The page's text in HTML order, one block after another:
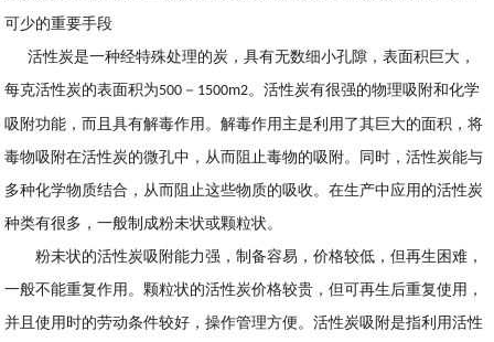
可少的重要手段
活性炭是一种经特殊处理的炭，具有无数细小孔隙，表面积巨大，
每克活性炭的表面积为500 － 1500m2。活性炭有很强的物理吸附和化学
吸附功能，而且具有解毒作用。解毒作用主是利用了其巨大的面积，将
毒物吸附在活性炭的微孔中，从而阻止毒物的吸附。同时，活性炭能与
多种化学物质结合，从而阻止这些物质的吸收。在生产中应用的活性炭
种类有很多，一般制成粉未状或颗粒状。
粉未状的活性炭吸附能力强，制备容易，价格较低，但再生困难，
一般不能重复作用。颗粒状的活性炭价格较贵，但可再生后重复使用，
并且使用时的劳动条件较好，操作管理方便。活性炭吸附是指利用活性